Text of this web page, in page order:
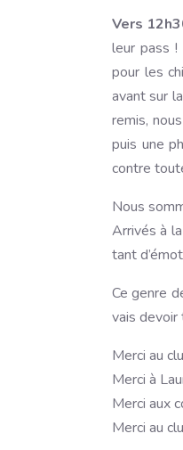
Vers
leur pass
pour les
avant sur
remis,
puis une
contre
Nous
Arrivés à
tant
Ce genre
vais devoir
Merci au
Merci à
Merci aux
Merci au